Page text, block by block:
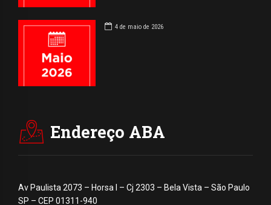
4 de maio de 2026
Endereço ABA
Av Paulista 2073 – Horsa I – Cj 2303 – Bela Vista – São Paulo
SP – CEP 01311-940